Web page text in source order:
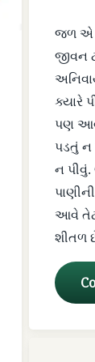
જળ એ
જીવન
ક્યારે
પણ
પડતું
ન
આવે
શીતળ
તાવ
નરણાં કોઠે
પાણી કેટલું
પાણી
પાણી શીતળ
બંધિયાર
મંદાગ્નિ